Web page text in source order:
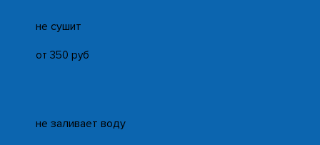
не сушит
от 350 руб
не заливает воду